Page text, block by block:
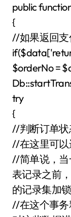
public
{
//如果返回支
$orderNo =
try
{
//判断订单状
//在这里可以
//简单说，当
表记录之前
的记录集加锁
//在这个事务